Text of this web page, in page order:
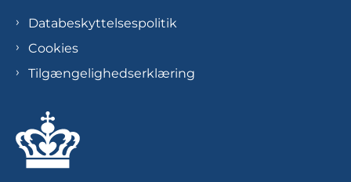
Databeskyttelsespolitik
Cookies
Tilgængelighedserklæring